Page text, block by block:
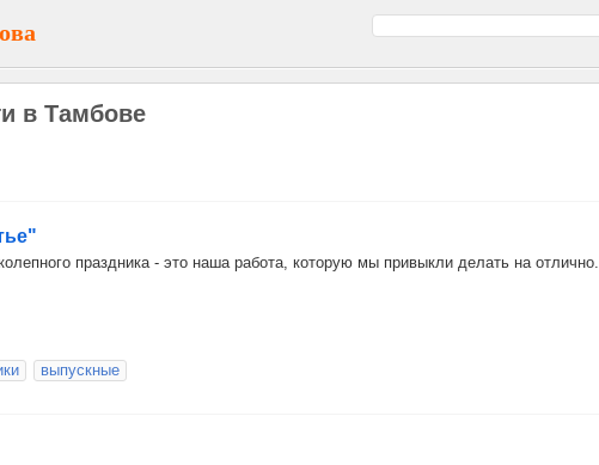
в Тамбове
праздника - это наша работа, которую мы привыкли делать на отлично.
выпускные